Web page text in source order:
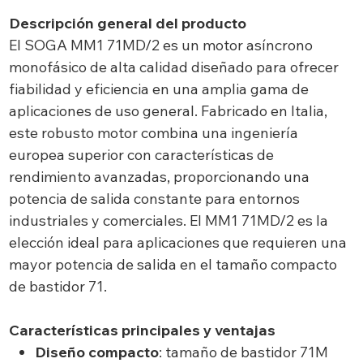
Descripción general del producto
El SOGA MM1 71MD/2 es un motor asíncrono
monofásico de alta calidad diseñado para ofrecer
fiabilidad y eficiencia en una amplia gama de
aplicaciones de uso general. Fabricado en Italia,
este robusto motor combina una ingeniería
europea superior con características de
rendimiento avanzadas, proporcionando una
potencia de salida constante para entornos
industriales y comerciales. El MM1 71MD/2 es la
elección ideal para aplicaciones que requieren una
mayor potencia de salida en el tamaño compacto
de bastidor 71.
Características principales y ventajas
Diseño compacto: tamaño de bastidor 71M